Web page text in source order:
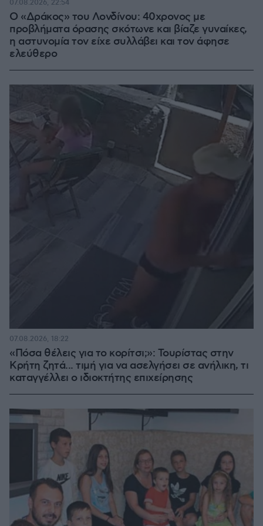
Ο «Δράκος» του Λονδίνου: 40χρονος με
προβλήματα όρασης σκότωνε και βίαζε γυναίκες,
η αστυνομία τον είχε συλλάβει και τον άφησε
ελεύθερο
07.08.2026, 22:54
«Πόσα θέλεις για το κορίτσι;»: Τουρίστας στην
Κρήτη ζητά... τιμή για να ασελγήσει σε ανήλικη, τι
καταγγέλλει ο ιδιοκτήτης επιχείρησης
07.08.2026, 18:22